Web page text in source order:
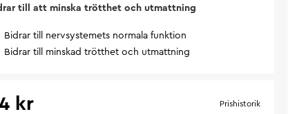
till att minska trötthet och utmattning
Bidrar till nervsystemets normala funktion
Bidrar till minskad trötthet och utmattning
kr Prishistorik